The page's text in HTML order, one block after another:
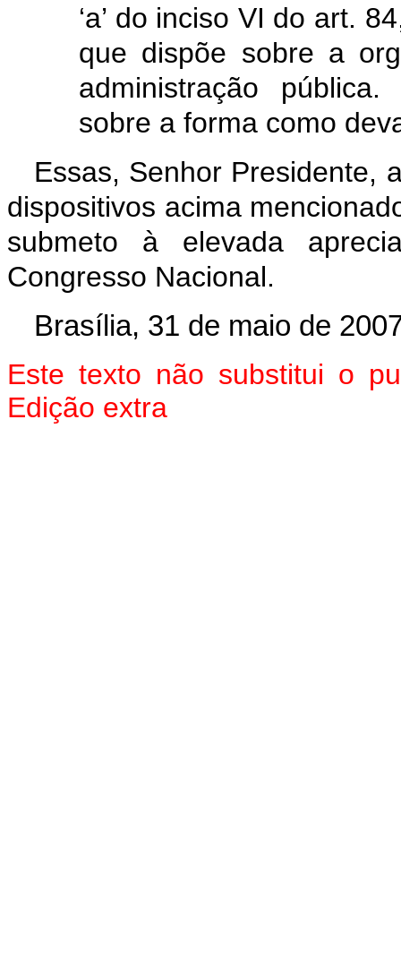
‘a’ do inciso VI do art.
que dispõe sobre a
administração
sobre a forma como
Essas, Senhor Presidente,
dispositivos acima
submeto à elevada
Congresso Nacional.
Brasília, 31 de maio de
Este texto não substitui o
Edição extra